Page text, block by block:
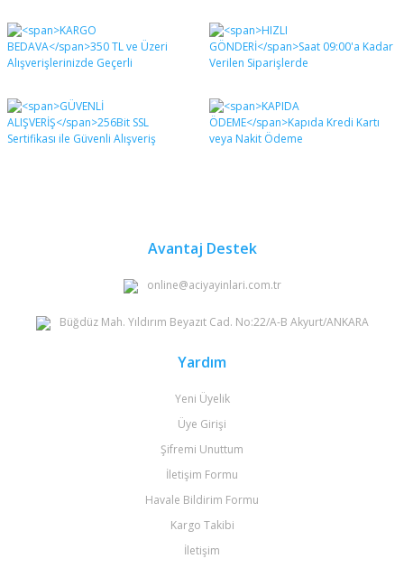
Bu ürüne ilk yorumu siz yapın!
Yorum Yaz
Bu ürünün fiyat bilgisi, resim, ürün açıklamalarında ve
diğer konularda yetersiz gördüğünüz noktaları öneri
formunu kullanarak tarafımıza iletebilirsiniz.
Görüş ve önerileriniz için teşekkür ederiz.
Ürün resmi kalitesiz, bozuk veya görüntülenemiyor.
Ürün açıklamasında eksik bilgiler bulunuyor.
Avantaj Destek
online@aciyayinlari.com.tr
Büğdüz Mah. Yıldırım Beyazıt Cad. No:22/A-B Akyurt/ANKARA
Yardım
Yeni Üyelik
Üye Girişi
Şifremi Unuttum
İletişim Formu
Havale Bildirim Formu
Kargo Takibi
İletişim